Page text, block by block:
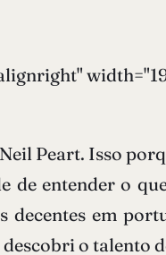
Peart. Isso
de entender o
em
o talento